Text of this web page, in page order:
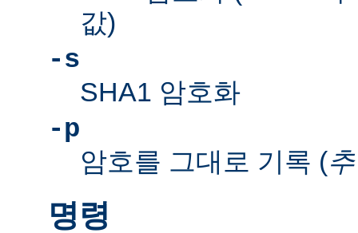
값)
-s
SHA1 암호화
-p
암호를 그대로 기록 (
명령